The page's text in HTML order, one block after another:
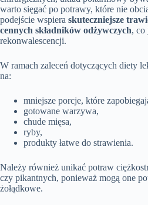
warto sięgać po potrawy, które nie
podejście wspiera skuteczniejsze
cennych składników odżywczych, co
rekonwalescencji.
W ramach zaleceń dotyczących diety
na:
mniejsze porcje, które
gotowane warzywa,
chude mięsa,
ryby,
produkty łatwe do strawienia.
Należy również unikać potraw
czy pikantnych, ponieważ mogą one
żołądkowe.